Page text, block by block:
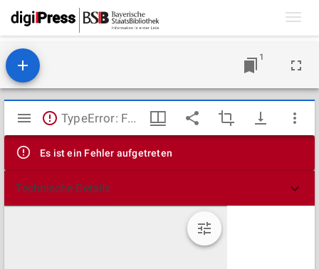
1
Mirador
Viewer
TypeError: Failed to fetch
Es ist ein Fehler aufgetreten
Technische Details